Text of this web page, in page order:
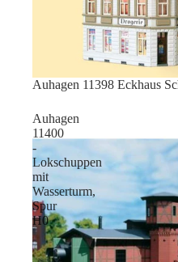
Sale
Auhagen 11398 Eckhaus
Auhagen
11400
-
Lokschuppen
mit
Wasserturm,
Spur
H0